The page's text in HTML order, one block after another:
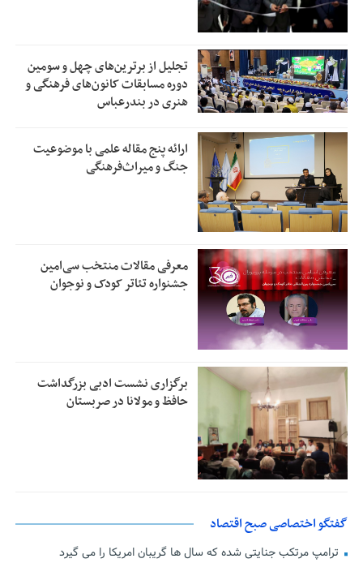
تجلیل از بر‌ترین‌های چهل و سومین
دوره مسابقات کانون‌های فرهنگی و
هنری در بندرعباس
ارائه پنج مقاله علمی با موضوعیت
جنگ و میراث‌فرهنگی
معرفی مقالات منتخب سی‌امین
جشنواره تئاتر کودک و نوجوان
برگزاری نشست ادبی بزرگداشت
حافظ و مولانا در صربستان
گفتگو اختصاصی صبح اقتصاد
ترامپ مرتکب جنایتی شده که سال ها گریبان امریکا را می گیرد